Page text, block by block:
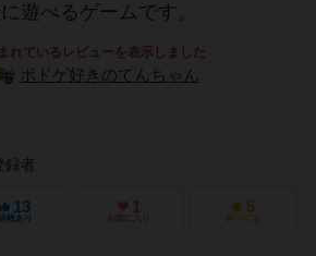
遊べるゲームです。
れているレビューを表示しました
ボドゲ好きのてんちゃん
録者
13
験あり
1
お気に入り
5
持ってる